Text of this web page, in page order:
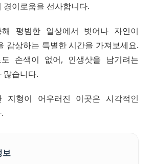
경이로움을 선사합니다.
평범한 일상에서 벗어나 자연이
감상하는 특별한 시간을 가져보세요.
손색이 없어, 인생샷을 남기려는
많습니다.
지형이 어우러진 이곳은 시각적인
보